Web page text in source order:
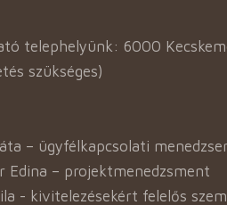
telephelyünk: 6000
szükséges)
– ügyfélkapcsolati
Edina – projektmenedzsment
- kivitelezésekért felelős